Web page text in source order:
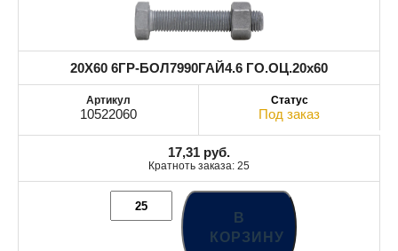
20X60 6ГР-БОЛ7990ГАЙ4.6 ГО.ОЦ.20x60
10522060 Под заказ
17,31 руб.
Кратноть заказа: 25
В
КОРЗИНУ